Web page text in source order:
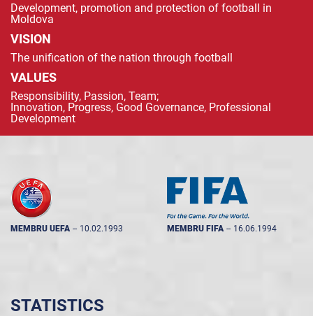
Development, promotion and protection of football in
Moldova
VISION
The unification of the nation through football
VALUES
Responsibility, Passion, Team;
Innovation, Progress, Good Governance, Professional
Development
MEMBRU UEFA -- 10.02.1993 MEMBRU FIFA -- 16.06.1994
STATISTICS